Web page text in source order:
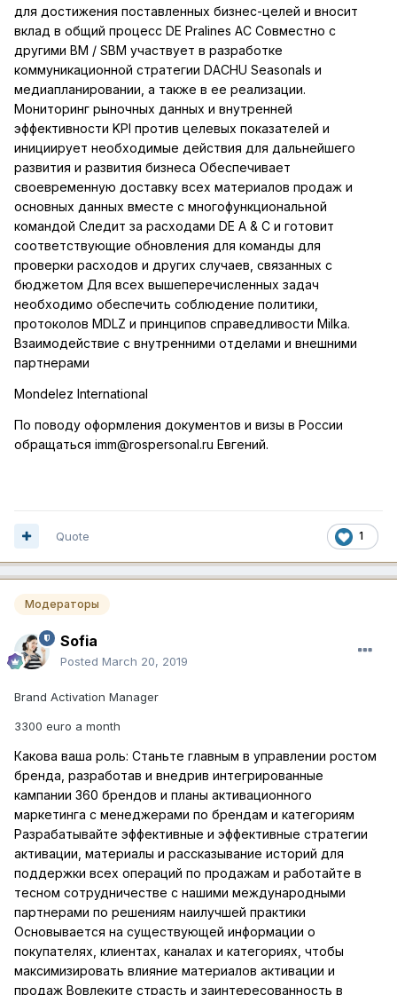
для достижения поставленных бизнес-целей и вносит
вклад в общий процесс DE Pralines AC Совместно с
другими BM / SBM участвует в разработке
коммуникационной стратегии DACHU Seasonals и
медиапланировании, а также в ее реализации.
Мониторинг рыночных данных и внутренней
эффективности KPI против целевых показателей и
инициирует необходимые действия для дальнейшего
развития и развития бизнеса Обеспечивает
своевременную доставку всех материалов продаж и
основных данных вместе с многофункциональной
командой Следит за расходами DE A & C и готовит
соответствующие обновления для команды для
проверки расходов и других случаев, связанных с
бюджетом Для всех вышеперечисленных задач
необходимо обеспечить соблюдение политики,
протоколов MDLZ и принципов справедливости Milka.
Взаимодействие с внутренними отделами и внешними
партнерами
Mondelez International
По поводу оформления документов и визы в России
обращаться imm@rospersonal.ru Евгений.
1
Quote
Модераторы
Sofia
Posted March 20, 2019
Brand Activation Manager
3300 euro a month
Какова ваша роль: Станьте главным в управлении ростом
бренда, разработав и внедрив интегрированные
кампании 360 брендов и планы активационного
маркетинга с менеджерами по брендам и категориям
Разрабатывайте эффективные и эффективные стратегии
активации, материалы и рассказывание историй для
поддержки всех операций по продажам и работайте в
тесном сотрудничестве с нашими международными
партнерами по решениям наилучшей практики
Основывается на существующей информации о
покупателях, клиентах, каналах и категориях, чтобы
максимизировать влияние материалов активации и
продаж Вовлеките страсть и заинтересованность в